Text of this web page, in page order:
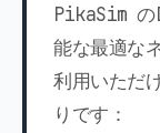
PikaSim の
能な最適な
利用いただ
りです：